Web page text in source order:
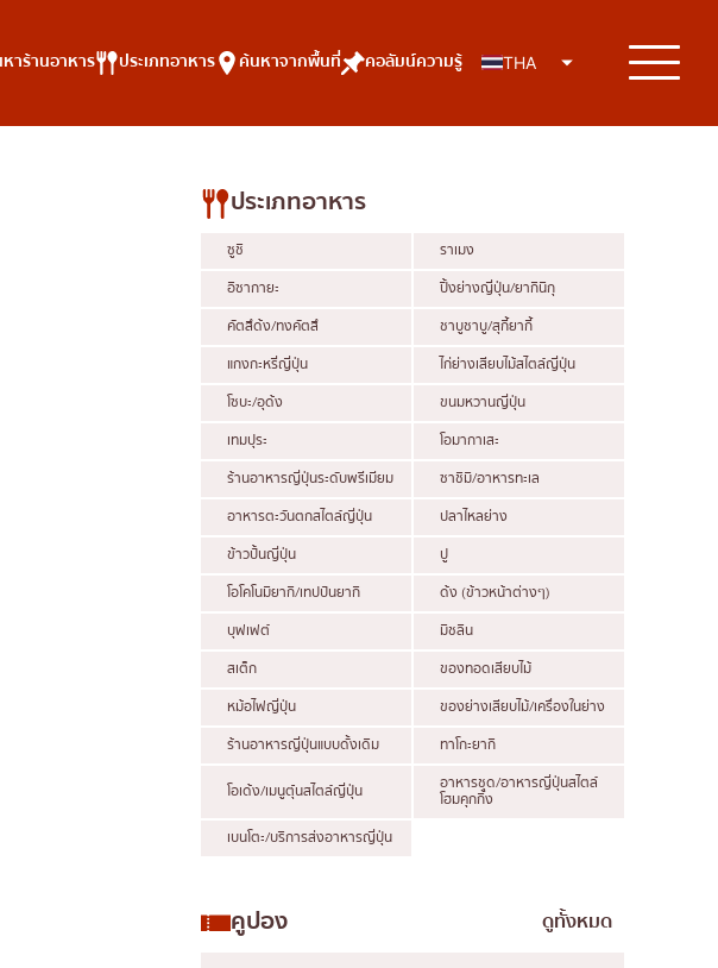
าร้านอาหาร ประเภทอาหาร ค้นหาจากพื้นที่ คอลัมน์ความรู้ THA
ประเภทอาหาร
ซูชิ
ราเมง
อิซากายะ
ปิ้งย่างญี่ปุ่น/ยากินิกุ
คัตสึด้ง/ทงคัตสึ
ชาบูชาบู/สุกี้ยากี้
แกงกะหรี่ญี่ปุ่น
ไก่ย่างเสียบไม้สไตล์ญี่ปุ่น
โซบะ/อุด้ง
ขนมหวานญี่ปุ่น
เทมปุระ
โอมากาเสะ
ร้านอาหารญี่ปุ่นระดับพรีเมียม
ซาชิมิ/อาหารทะเล
อาหารตะวันตกสไตล์ญี่ปุ่น
ปลาไหลย่าง
ข้าวปั้นญี่ปุ่น
ปู
โอโคโนมิยากิ/เทปปันยากิ
ด้ง (ข้าวหน้าต่างๆ)
บุฟเฟต์
มิชลิน
สเต็ก
ของทอดเสียบไม้
หม้อไฟญี่ปุ่น
ของย่างเสียบไม้/เครื่องในย่าง
ร้านอาหารญี่ปุ่นแบบดั้งเดิม
ทาโกะยากิ
โอเด้ง/เมนูตุ๋นสไตล์ญี่ปุ่น อาหารชุด/อาหารญี่ปุ่นสไตล์
โฮมคุกกิ้ง
เบนโตะ/บริการส่งอาหารญี่ปุ่น
คูปอง ดูทั้งหมด